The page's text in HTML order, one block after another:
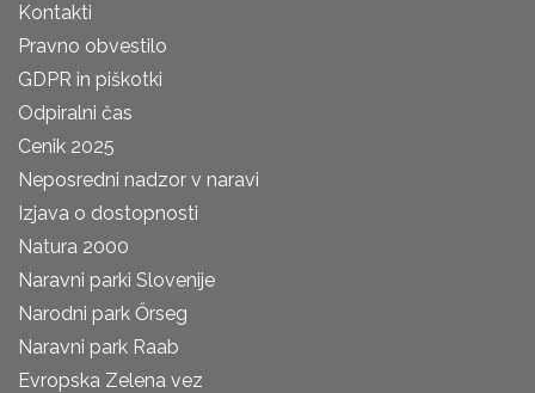
Kontakti
Pravno obvestilo
GDPR in piškotki
Odpiralni čas
Cenik 2025
Neposredni nadzor v naravi
Izjava o dostopnosti
Natura 2000
Naravni parki Slovenije
Narodni park Őrseg
Naravni park Raab
Evropska Zelena vez